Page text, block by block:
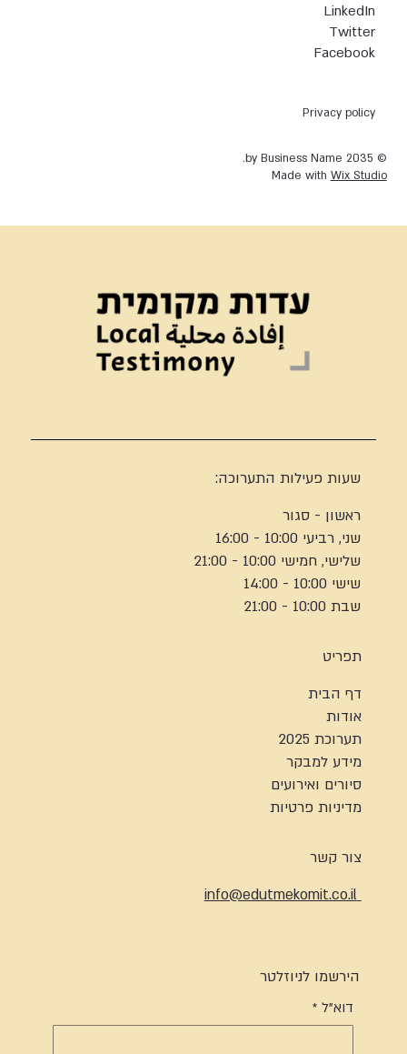
Privacy policy
© 2035 by Business Name.
Made with Wix Studio
LinkedIn
Twitter
Facebook
שעות פעילות התערוכה:
ראשון - סגור
שני, רביעי 10:00 - 16:00
שלישי, חמישי 10:00 - 21:00
שישי 10:00 - 14:00
שבת 10:00 - 21:00
תפריט
דף הבית
אודות
תערוכת 2025
מידע למבקר
סיורים ואירועים
מדיניות פרטיות
צור קשר
info@edutmekomit.co.il
הירשמו לניוזלטר
דוא"ל *